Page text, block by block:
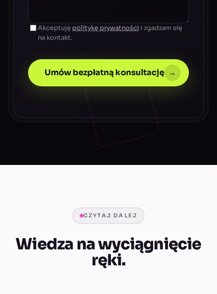
Akceptuję politykę prywatności i zgadzam się
na kontakt.
Umów bezpłatną konsultację →
CZYTAJ DALEJ
Wiedza na wyciągnięcie
ręki.